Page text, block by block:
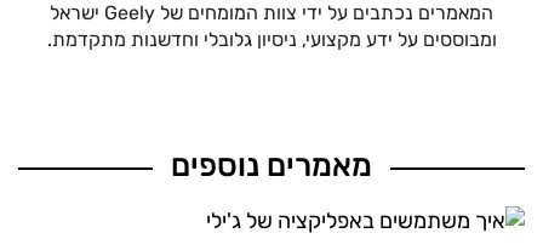
המאמרים נכתבים על ידי צוות המומחים של Geely ישראל
ומבוססים על ידע מקצועי, ניסיון גלובלי וחדשנות מתקדמת.
מאמרים נוספים